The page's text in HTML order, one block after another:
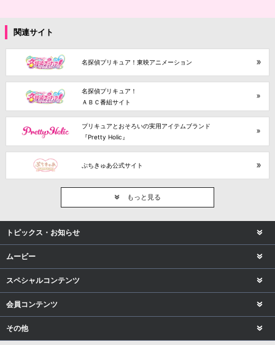
関連サイト
名探偵プリキュア！東映アニメーション
名探偵プリキュア！
ＡＢＣ番組サイト
プリキュアとおそろいの実用アイテムブランド
『Pretty Holic』
ぷちきゅあ公式サイト
もっと見る
トピックス・お知らせ
ムービー
スペシャルコンテンツ
会員コンテンツ
その他